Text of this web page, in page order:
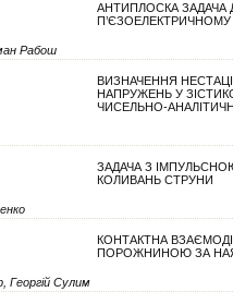
АНТИПЛОСКА
П’ЄЗОЕЛЕКТРИЧНОМУ
Рабош
ВИЗНАЧЕННЯ
НАПРУЖЕНЬ У
ЧИСЕЛЬНО-
ЗАДАЧА З
КОЛИВАНЬ СТРУНИ
КОНТАКТНА
ПОРОЖНИНОЮ ЗА
Георгій Сулим